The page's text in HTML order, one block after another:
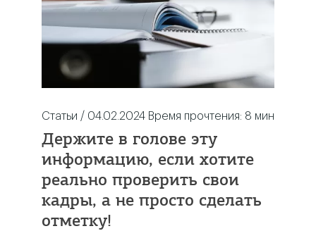
Статьи / 04.02.2024 Время прочтения: 8 мин
Держите в голове эту
информацию, если хотите
реально проверить свои
кадры, а не просто сделать
отметку!